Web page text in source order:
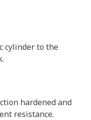
cylinder to the
hardened and
resistance.